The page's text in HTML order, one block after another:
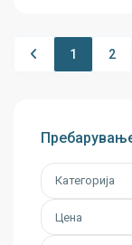
1 2
Категорија
Цена